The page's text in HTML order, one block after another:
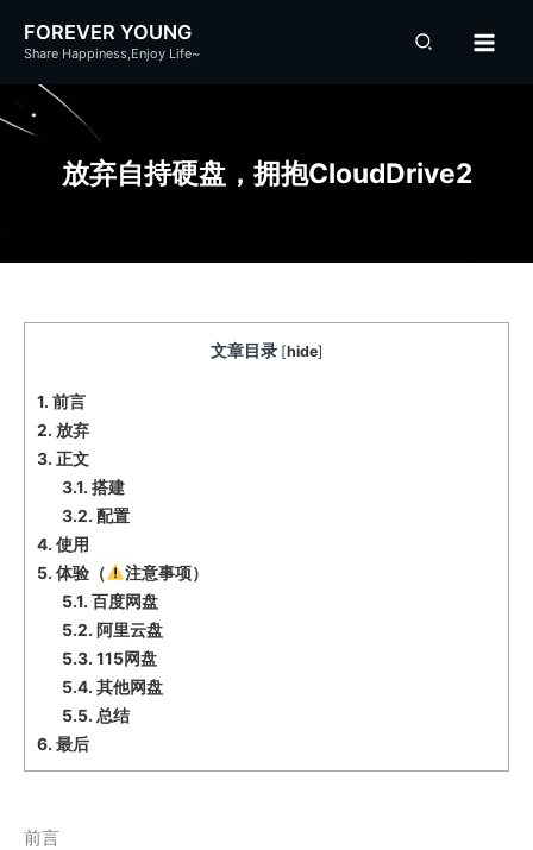
FOREVER YOUNG
Share Happiness,Enjoy Life~
放弃自持硬盘，拥抱CloudDrive2
文章目录 [hide]
1. 前言
2. 放弃
3. 正文
3.1. 搭建
3.2. 配置
4. 使用
5. 体验（
注意事项）
5.1. 百度网盘
5.2. 阿里云盘
5.3. 115网盘
5.4. 其他网盘
5.5. 总结
6. 最后
前言